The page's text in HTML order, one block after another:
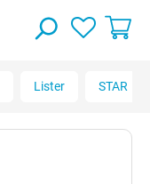
Lister STAR